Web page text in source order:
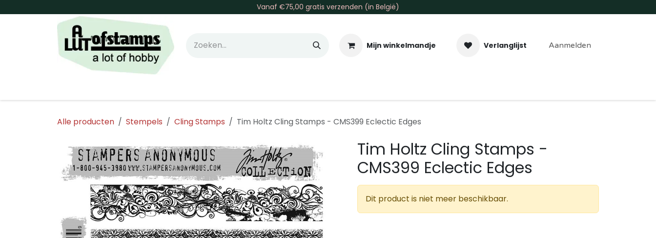
Vanaf €75,00 gratis verzenden (in België)
Mijn winkelmandje Verlanglijst Aanmelden
Alle producten Stempels Cling Stamps Tim Holtz Cling Stamps - CMS399 Eclectic Edges
Tim Holtz Cling Stamps -
CMS399 Eclectic Edges
Dit product is niet meer beschikbaar.